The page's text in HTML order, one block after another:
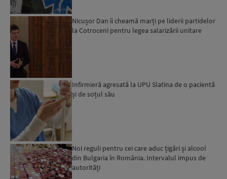
Nicușor Dan îi cheamă marți pe liderii partidelor
la Cotroceni pentru legea salarizării unitare
Infirmieră agresată la UPU Slatina de o pacientă
și de soțul său
Noi reguli pentru cei care aduc țigări și alcool
din Bulgaria în România. Intervalul impus de
autorități